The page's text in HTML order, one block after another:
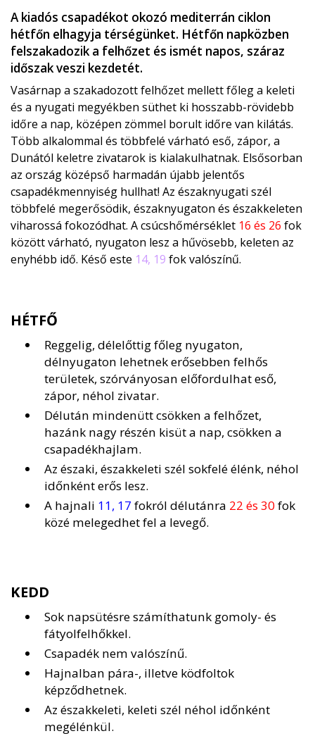
A kiadós csapadékot okozó mediterrán ciklon
hétfőn elhagyja térségünket. Hétfőn napközben
felszakadozik a felhőzet és ismét napos, száraz
időszak veszi kezdetét.
Vasárnap a szakadozott felhőzet mellett főleg a keleti
és a nyugati megyékben süthet ki hosszabb-rövidebb
időre a nap, középen zömmel borult időre van kilátás.
Több alkalommal és többfelé várható eső, zápor, a
Dunától keletre zivatarok is kialakulhatnak. Elsősorban
az ország középső harmadán újabb jelentős
csapadékmennyiség hullhat! Az északnyugati szél
többfelé megerősödik, északnyugaton és északkeleten
viharossá fokozódhat. A csúcshőmérséklet 16 és 26 fok
között várható, nyugaton lesz a hűvösebb, keleten az
enyhébb idő. Késő este 14, 19 fok valószínű.
HÉTFŐ
Reggelig, délelőttig főleg nyugaton,
délnyugaton lehetnek erősebben felhős
területek, szórványosan előfordulhat eső,
zápor, néhol zivatar.
Délután mindenütt csökken a felhőzet,
hazánk nagy részén kisüt a nap, csökken a
csapadékhajlam.
Az északi, északkeleti szél sokfelé élénk, néhol
időnként erős lesz.
A hajnali 11, 17 fokról délutánra 22 és 30fok
közé melegedhet fel a levegő.
KEDD
Sok napsütésre számíthatunk gomoly- és
fátyolfelhőkkel.
Csapadék nem valószínű.
Hajnalban pára-, illetve ködfoltok
képződhetnek.
Az északkeleti, keleti szél néhol időnként
megélénkül.